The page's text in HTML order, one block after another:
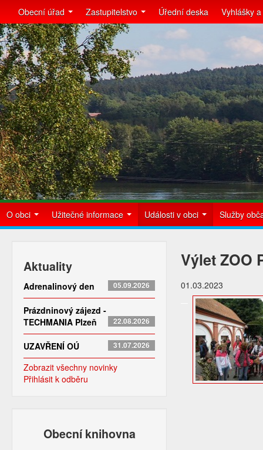
Obecní úřad Zastupitelstvo Úřední deska Vyhlášky
O obci Užitečné informace Události v obci Služby
Aktuality
Adrenalinový den 05.09.2026
Prázdninový zájezd -
TECHMANIA Plzeň
22.08.2026
UZAVŘENÍ OÚ 31.07.2026
Zobrazit všechny novinky
Přihlásit k odběru
Obecní knihovna
Výlet ZOO
01.03.2023